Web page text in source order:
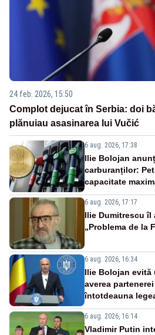
24 feb. 2026, 15:50
Complot dejucat în Serbia: doi
plănuiau asasinarea lui Vučić
6 aug. 2026, 17:38
Ilie Bolojan
carburanților:
capacitate
6 aug. 2026, 17:17
Ilie Dumitrescu îl
„Problema de la
6 aug. 2026, 16:34
Ilie Bolojan evită
averea
întotdeauna
6 aug. 2026, 16:14
Vladimir Putin